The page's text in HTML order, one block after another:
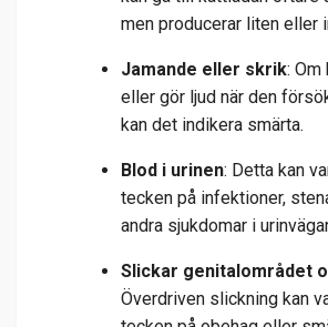
men producerar liten eller
Jamande eller skrik: Om
eller gör ljud när den
kan det indikera smärta.
Blod i urinen: Detta kan
tecken på infektioner,
andra sjukdomar i
Slickar genitalområdet
Överdriven slickning kan